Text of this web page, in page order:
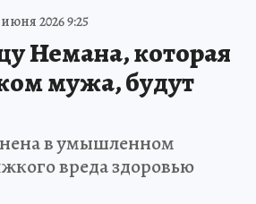
2026 9:25
Немана, которая
мужа, будут
в умышленном
вреда здоровью